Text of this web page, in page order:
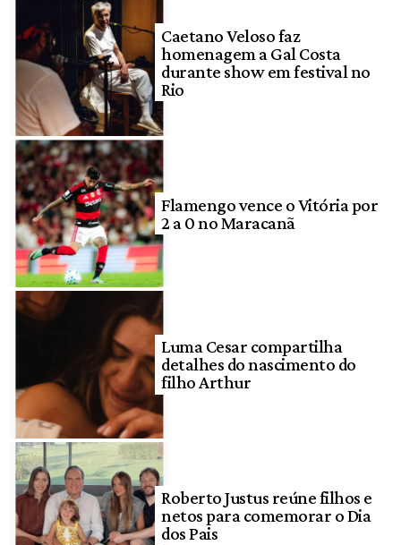
Caetano Veloso faz
homenagem a Gal Costa
durante show em festival no
Rio
Flamengo vence o Vitória por
2 a 0 no Maracanã
Luma Cesar compartilha
detalhes do nascimento do
filho Arthur
Roberto Justus reúne filhos e
netos para comemorar o Dia
dos Pais